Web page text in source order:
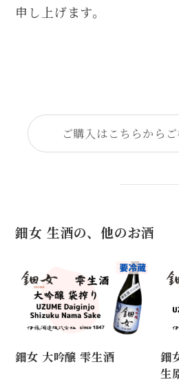
申し上げます。
ご購入はこちらから
鈿女 生酒の、他のお酒
鈿女 大吟醸 雫生酒
鈿
生